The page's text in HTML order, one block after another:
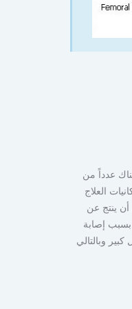
عدداً من
العلاج
ينتج عن
بسبب إصابة
وبالتالي